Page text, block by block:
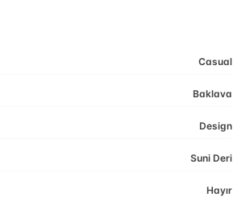
Casual
Baklava
Design
Suni Deri
Hayır